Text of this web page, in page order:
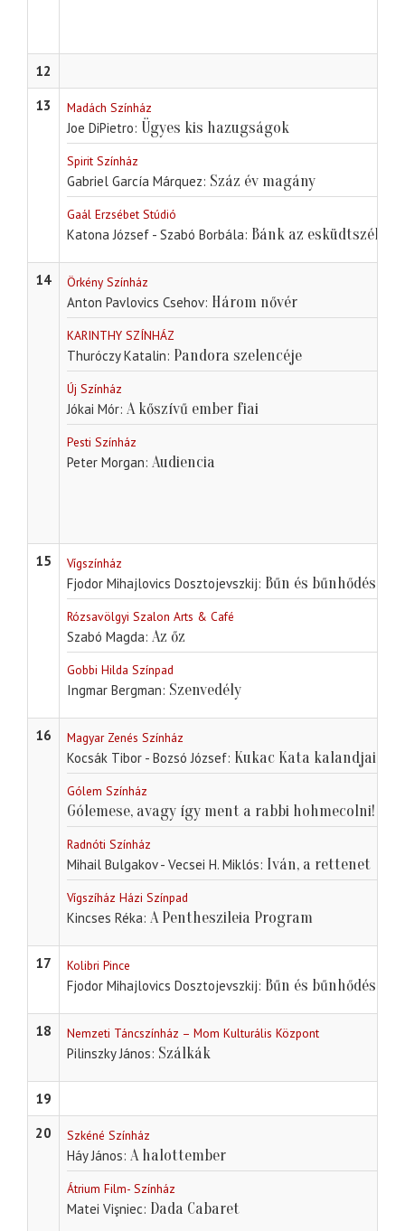
12
13
Madách Színház
Joe DiPietro Ügyes kis hazugságok
Spirit Színház
Gabriel García Márquez Száz év magány
Gaál Erzsébet Stúdió
Katona József - Szabó Borbála Bánk az esküdtszék
14 Örkény Színház
Anton Pavlovics Csehov Három nővér
KARINTHY SZÍNHÁZ
Thuróczy Katalin Pandora szelencéje
Új Színház
Jókai Mór A kőszívű ember fiai
Pesti Színház
Peter Morgan Audiencia
15 Vígszínház
Fjodor Mihajlovics Dosztojevszkij Bűn és bűnhődés
Rózsavölgyi Szalon Arts & Café
Szabó Magda Az őz
Gobbi Hilda Színpad
Ingmar Bergman Szenvedély
16 Magyar Zenés Színház
Kocsák Tibor - Bozsó József Kukac Kata kalandjai
Gólem Színház
Gólemese, avagy így ment a rabbi hohmecolni!
Radnóti Színház
Mihail Bulgakov - Vecsei H. Miklós Iván, a rettenet
Vígszíház Házi Színpad
Kincses Réka A Pentheszileia Program
17 Kolibri Pince
Fjodor Mihajlovics Dosztojevszkij Bűn és bűnhődés
18 Nemzeti Táncszínház – Mom Kulturális Központ
Pilinszky János Szálkák
19
20
Szkéné Színház
Háy János A halottember
Átrium Film- Színház
Matei Vişniec Dada Cabaret